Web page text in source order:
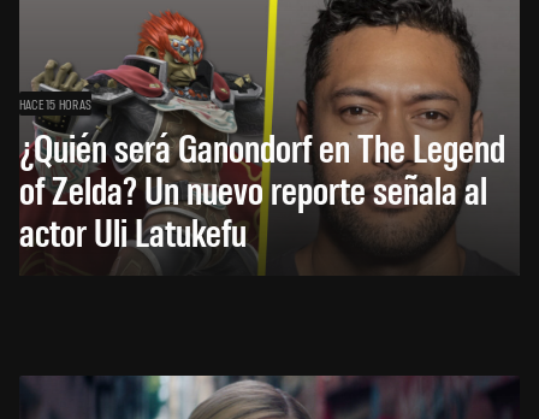
HACE 15 HORAS
¿Quién será Ganondorf en The Legend
of Zelda? Un nuevo reporte señala al
actor Uli Latukefu